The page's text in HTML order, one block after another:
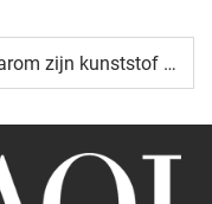
Waarom zijn kunststof doppen en sluitingen essentieel voor de versheid van producten?